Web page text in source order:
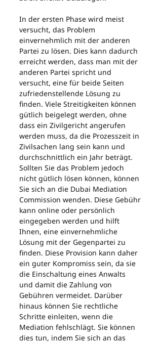
In der ersten Phase wird meist
versucht, das Problem
einvernehmlich mit der anderen
Partei zu lösen. Dies kann dadurch
erreicht werden, dass man mit der
anderen Partei spricht und
versucht, eine für beide Seiten
zufriedenstellende Lösung zu
finden. Viele Streitigkeiten können
gütlich beigelegt werden, ohne
dass ein Zivilgericht angerufen
werden muss, da die Prozesszeit in
Zivilsachen lang sein kann und
durchschnittlich ein Jahr beträgt.
Sollten Sie das Problem jedoch
nicht gütlich lösen können, können
Sie sich an die Dubai Mediation
Commission wenden. Diese Gebühr
kann online oder persönlich
eingegeben werden und hilft
Ihnen, eine einvernehmliche
Lösung mit der Gegenpartei zu
finden. Diese Provision kann daher
ein guter Kompromiss sein, da sie
die Einschaltung eines Anwalts
und damit die Zahlung von
Gebühren vermeidet. Darüber
hinaus können Sie rechtliche
Schritte einleiten, wenn die
Mediation fehlschlägt. Sie können
dies tun, indem Sie sich an das